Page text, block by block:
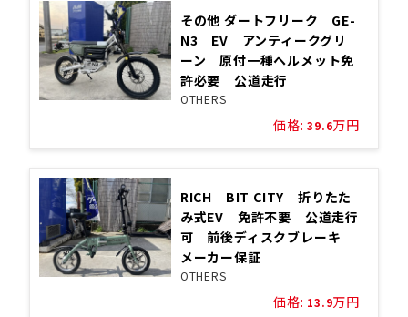
その他 ダートフリーク GE-
N3 EV アンティークグリ
ーン 原付一種ヘルメット免
許必要 公道走行
OTHERS
価格: 39.6万円
RICH BIT CITY 折りたた
み式EV 免許不要 公道走行
可 前後ディスクブレーキ
メーカー保証
OTHERS
価格: 13.9万円